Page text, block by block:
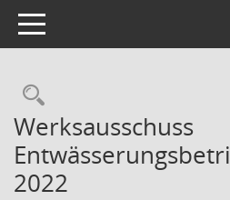
Toggle navigation
Rechercheauswahl
Werksausschuss
2022